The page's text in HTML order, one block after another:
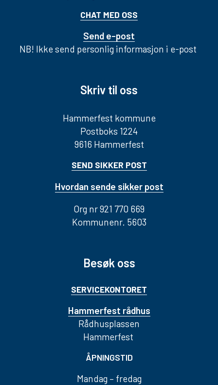
CHAT MED OSS
Send e-post
NB! Ikke send personlig informasjon i e-post
Skriv til oss
Hammerfest kommune
Postboks 1224
9616 Hammerfest
SEND SIKKER POST
Hvordan sende sikker post
Org nr 921 770 669
Kommunenr. 5603
Besøk oss
SERVICEKONTORET
Hammerfest rådhus
Rådhusplassen
Hammerfest
ÅPNINGSTID
Mandag – fredag